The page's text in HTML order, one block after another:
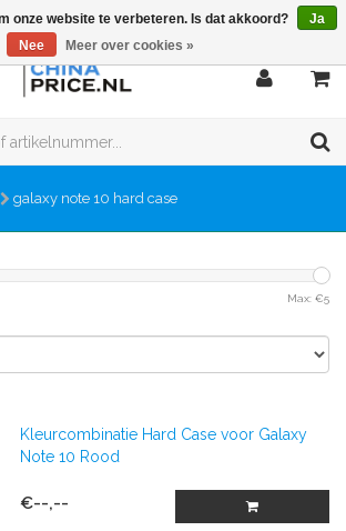
galaxy note 10 hard case
Max: €5
Kleurcombinatie Hard Case voor Galaxy
Note 10 Rood
€--,--
onze website te verbeteren. Is dat akkoord?
Ja
Nee
Meer over cookies »